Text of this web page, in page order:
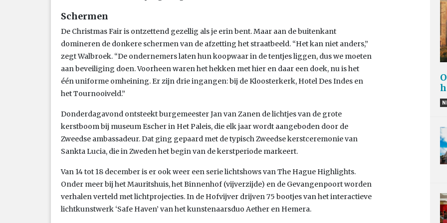
Schermen
De Christmas Fair is ontzettend gezellig als je erin bent. Maar aan de buitenkant
domineren de donkere schermen van de afzetting het straatbeeld. “Het kan niet anders,”
zegt Walbroek. “De ondernemers laten hun koopwaar in de tentjes liggen, dus we moeten
aan beveiliging doen. Voorheen waren het hekken met hier en daar een doek, nu is het
één uniforme omheining. Er zijn drie ingangen: bij de Kloosterkerk, Hotel Des Indes en
het Tournooiveld.”
Donderdagavond ontsteekt burgemeester Jan van Zanen de lichtjes van de grote
kerstboom bij museum Escher in Het Paleis, die elk jaar wordt aangeboden door de
Zweedse ambassadeur. Dat ging gepaard met de typisch Zweedse kerstceremonie van
Sankta Lucia, die in Zweden het begin van de kerstperiode markeert.
Van 14 tot 18 december is er ook weer een serie lichtshows van The Hague Highlights.
Onder meer bij het Mauritshuis, het Binnenhof (vijverzijde) en de Gevangenpoort worden
verhalen verteld met lichtprojecties. In de Hofvijver drijven 75 bootjes van het interactieve
lichtkunstwerk ‘Safe Haven’ van het kunstenaarsduo Aether en Hemera.